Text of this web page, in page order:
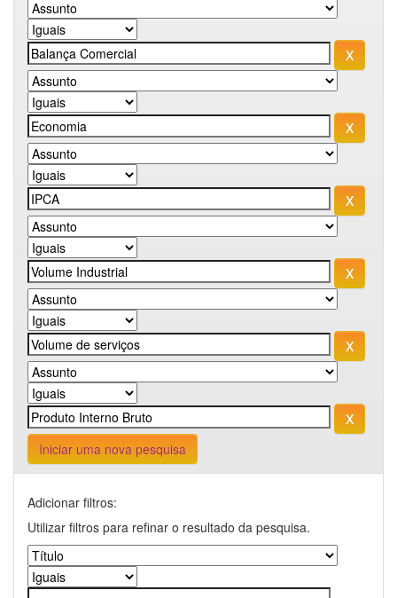
Iniciar uma nova pesquisa
Adicionar filtros:
Utilizar filtros para refinar o resultado da pesquisa.